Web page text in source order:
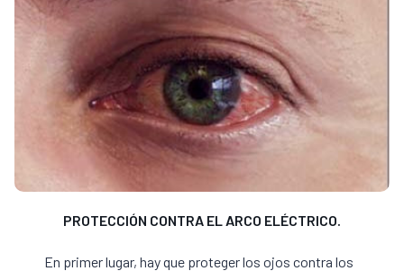
PROTECCIÓN CONTRA EL ARCO ELÉCTRICO.
En primer lugar, hay que proteger los ojos contra los